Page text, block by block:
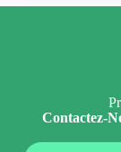
Contactez-